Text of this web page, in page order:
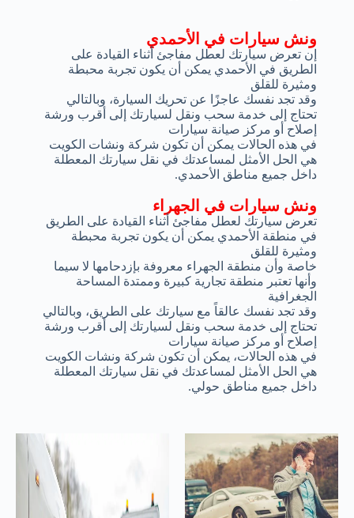
ونش سيارات في الجهراء
تعرض سيارتك لعطل مفاجئ أثناء القيادة على الطريق
في منطقة الأحمدي يمكن أن يكون تجربة محبطة
ومثيرة للقلق
خاصة وأن منطقة الجهراء معروفة بإزدحامها لا سيما
وأنها تعتبر منطقة تجارية كبيرة وممتدة المساحة
الجغرافية
وقد تجد نفسك عالقاً مع سيارتك على الطريق، وبالتالي
تحتاج إلى خدمة سحب ونقل لسيارتك إلى أقرب ورشة
إصلاح أو مركز صيانة سيارات
في هذه الحالات، يمكن أن تكون شركة ونشات الكويت
هي الحل الأمثل لمساعدتك في نقل سيارتك المعطلة
داخل جميع مناطق حولي.
ونش سيارات في الأحمدي
إن تعرض سيارتك لعطل مفاجئ أثناء القيادة على
الطريق في الأحمدي يمكن أن يكون تجربة محبطة
ومثيرة للقلق
وقد تجد نفسك عاجزًا عن تحريك السيارة، وبالتالي
تحتاج إلى خدمة سحب ونقل لسيارتك إلى أقرب ورشة
إصلاح أو مركز صيانة سيارات
في هذه الحالات يمكن أن تكون شركة ونشات الكويت
هي الحل الأمثل لمساعدتك في نقل سيارتك المعطلة
داخل جميع مناطق الأحمدي.